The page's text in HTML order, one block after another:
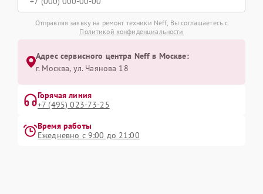
Отправляя заявку на ремонт техники Neff, Вы соглашаетесь с
Политикой конфиденциальности
Адрес сервисного центра Neff в Москве:
г. Москва, ул. Чаянова 18
Горячая линия
+7 (495) 023-73-25
Время работы
Ежедневно с 9:00 до 21:00